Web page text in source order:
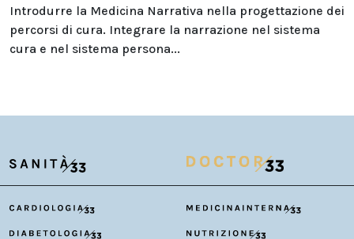
Introdurre la Medicina Narrativa nella progettazione dei
percorsi di cura. Integrare la narrazione nel sistema
cura e nel sistema persona...